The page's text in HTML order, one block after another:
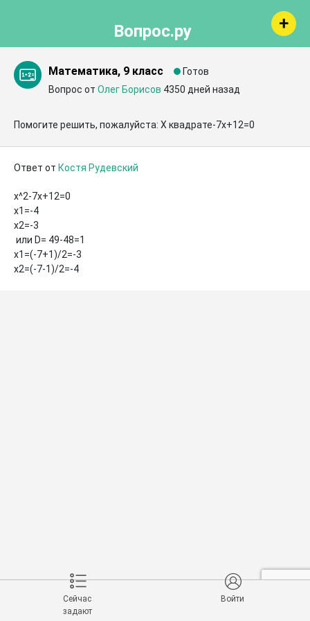
Вопрос.ру
Математика, 9 класс
Готов
Вопрос от Олег Борисов 4350 дней назад
Помогите решить, пожалуйста: Х квадрате-7х+12=0
Ответ от Костя Рудевский
x^2-7x+12=0
x1=-4
x2=-3
x1=(-7+1)/2=-3
x2=(-7-1)/2=-4
Сейчас
задают
Войти